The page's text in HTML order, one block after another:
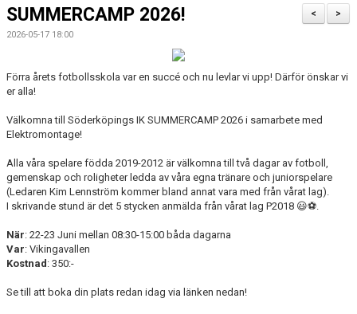
BILDGALLERI
KONTAKT
>
<
SUMMERCAMP 2026!
2026-05-17 18:00
Förra årets fotbollsskola var en succé och nu levlar vi upp! Därför önskar vi
er alla!
Välkomna till Söderköpings IK SUMMERCAMP 2026 i samarbete med
Elektromontage!
Alla våra spelare födda 2019-2012 är välkomna till två dagar av fotboll,
gemenskap och roligheter ledda av våra egna tränare och juniorspelare
(Ledaren Kim Lennström kommer bland annat vara med från vårat lag).
I skrivande stund är det 5 stycken anmälda från vårat lag P2018 😃⚽️.
När: 22-23 Juni mellan 08:30-15:00 båda dagarna
Var: Vikingavallen
Kostnad : 350:-
Se till att boka din plats redan idag via länken nedan!